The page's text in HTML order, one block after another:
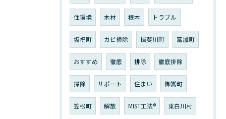
住環境 木材 根本 トラブル
坂祝町 カビ掃除 揖斐川町 富加町
おすすめ 徹底 排除 徹底排除
掃除 サポート 住まい 御嵩町
笠松町 解放 MIST工法®︎ 東白川村